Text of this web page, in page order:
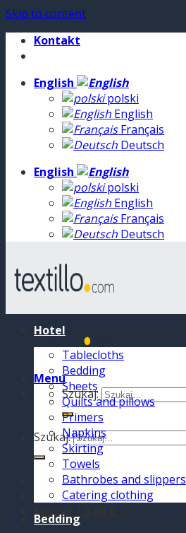
Skip to content
Kontakt
English
polski
English
Français
Deutsch
English
polski
English
Français
Deutsch
Menu
Szukaj:
Szukaj:
Koszyk /
Hotel
Tablecloths
Bedding
Sheets
Quilts and pillows
Primers
Napkins
Skirting
Towels
Bathrobes and slippers
Catering clothing
Bedding